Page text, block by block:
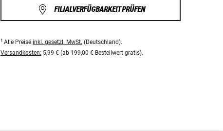
FILIALVERFÜGBARKEIT PRÜFEN
1 Alle Preise inkl. gesetzl. MwSt. (Deutschland).
Versandkosten: 5,99 € (ab 199,00 € Bestellwert gratis).